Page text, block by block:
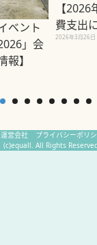
ベント
」会
】
【
費支出
2026年3月26日
運営会社
プライバシーポリ
(c)equall. All Rights